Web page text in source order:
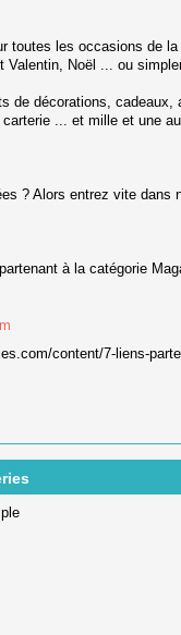
toutes les occasions de la
Noël ... ou
de décorations, cadeaux,
... et mille et une
? Alors entrez vite dans
à la catégorie
content/7-liens-